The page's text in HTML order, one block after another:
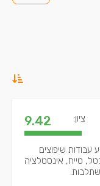
ציון: 9.42
עבודות שיפוצים
טייח, אינסטלציה